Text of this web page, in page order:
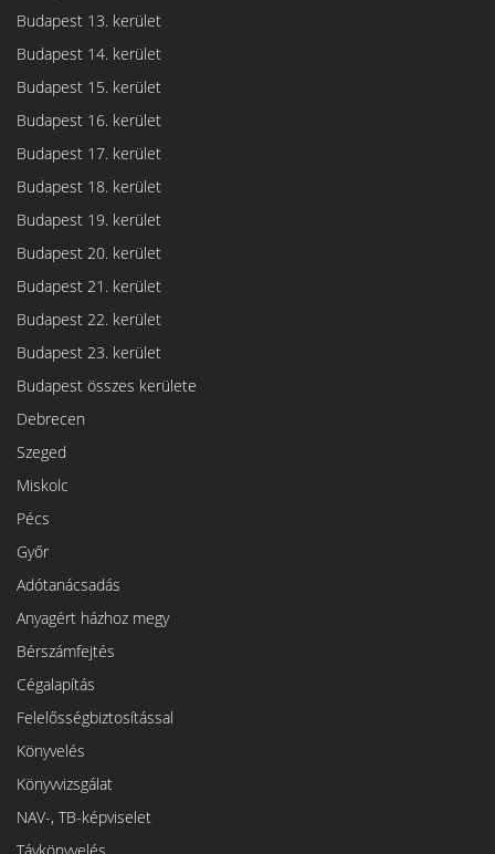
Budapest 13. kerület
Budapest 14. kerület
Budapest 15. kerület
Budapest 16. kerület
Budapest 17. kerület
Budapest 18. kerület
Budapest 19. kerület
Budapest 20. kerület
Budapest 21. kerület
Budapest 22. kerület
Budapest 23. kerület
Budapest összes kerülete
Debrecen
Szeged
Miskolc
Pécs
Győr
Adótanácsadás
Anyagért házhoz megy
Bérszámfejtés
Cégalapítás
Felelősségbiztosítással
Könyvelés
Könyvvizsgálat
NAV-, TB-képviselet